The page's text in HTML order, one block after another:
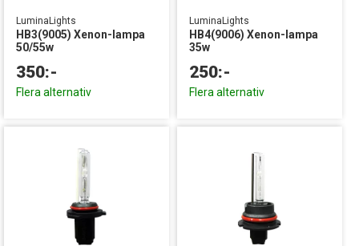
LuminaLights
HB3(9005) Xenon-lampa
50/55w
350:-
Flera alternativ
LuminaLights
HB4(9006) Xenon-lampa
35w
250:-
Flera alternativ